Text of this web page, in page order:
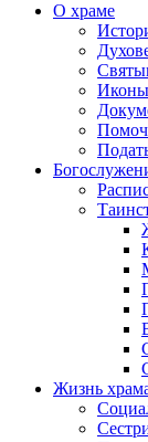
О храме
Иконы
Жизнь